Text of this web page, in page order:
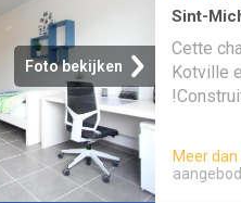
Foto bekijken
Sint-
Cette
Kotville
publics,
atouts:
Meer